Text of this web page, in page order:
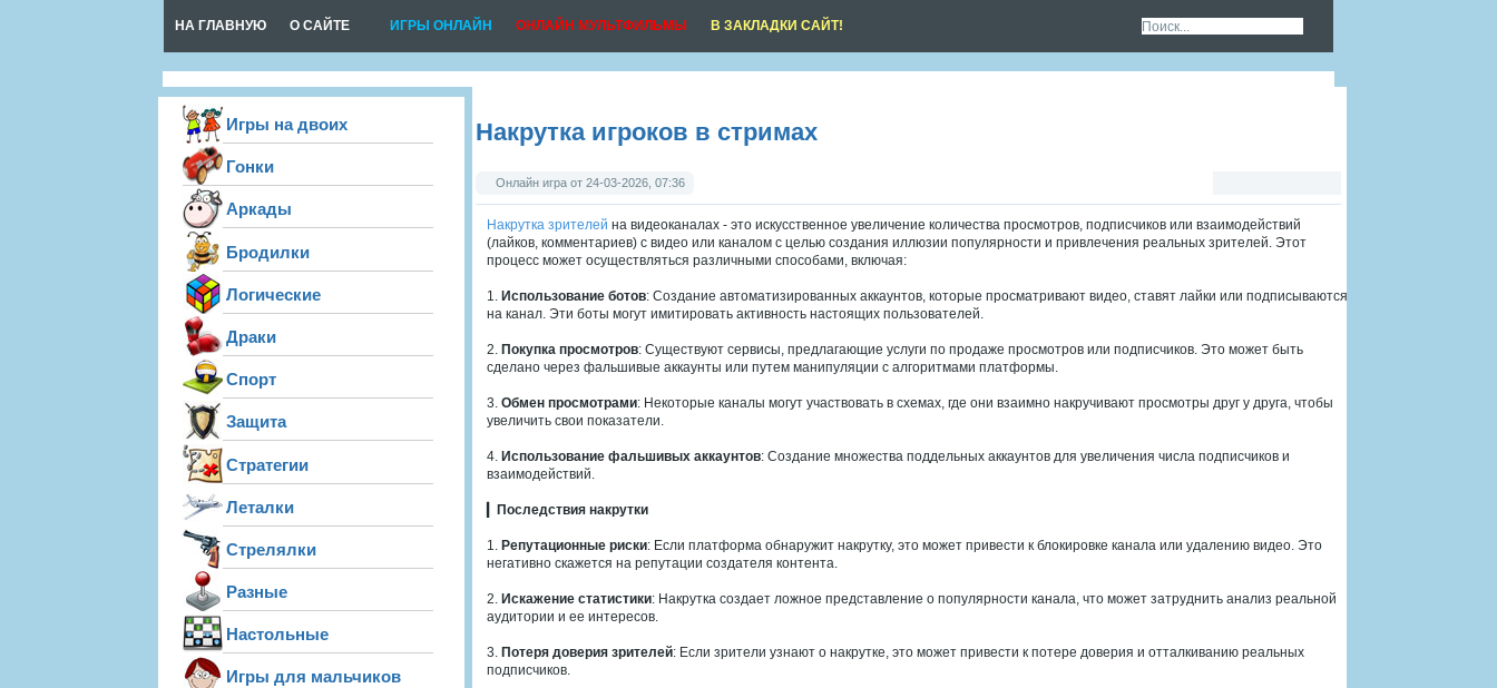
НА ГЛАВНУЮ О САЙТЕ ИГРЫ ОНЛАЙН ОНЛАЙН МУЛЬТФИЛЬМЫ
В ЗАКЛАДКИ САЙТ!
ие
Накрутка игроков в стримах
Онлайн игра от 24-03-2026, 07:36
Накрутка зрителей на видеоканалах - это искусственное увеличение количества просмотров, подписчиков или взаимодействий
(лайков, комментариев) с видео или каналом с целью создания иллюзии популярности и привлечения реальных зрителей. Этот
процесс может осуществляться различными способами, включая:
1. Использование ботов: Создание автоматизированных аккаунтов, которые просматривают видео, ставят лайки или подписываются
на канал. Эти боты могут имитировать активность настоящих пользователей.
2. Покупка просмотров: Существуют сервисы, предлагающие услуги по продаже просмотров или подписчиков. Это может быть
сделано через фальшивые аккаунты или путем манипуляции с алгоритмами платформы.
3. Обмен просмотрами: Некоторые каналы могут участвовать в схемах, где они взаимно накручивают просмотры друг у друга, чтобы
увеличить свои показатели.
4. Использование фальшивых аккаунтов: Создание множества поддельных аккаунтов для увеличения числа подписчиков и
взаимодействий.
Последствия накрутки
1. Репутационные риски: Если платформа обнаружит накрутку, это может привести к блокировке канала или удалению видео. Это
негативно скажется на репутации создателя контента.
2. Искажение статистики: Накрутка создает ложное представление о популярности канала, что может затруднить анализ реальной
аудитории и ее интересов.
3. Потеря доверия зрителей: Если зрители узнают о накрутке, это может привести к потере доверия и отталкиванию реальных
подписчиков.
Игры на двоих
Гонки
Аркады
Бродилки
Логические
Драки
Спорт
Защита
Стратегии
Леталки
Стрелялки
Разные
Настольные
Игры для мальчиков